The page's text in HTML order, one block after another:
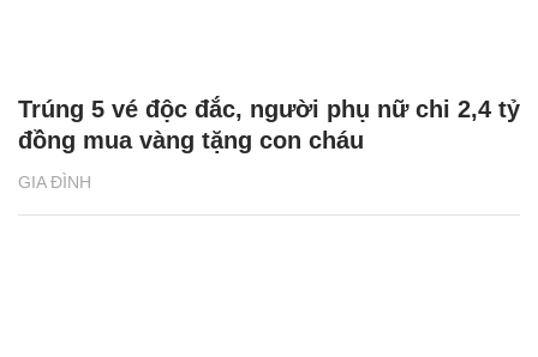
GIA ĐÌNH
Trúng 5 vé độc đắc, người phụ nữ chi 2,4 tỷ
đồng mua vàng tặng con cháu